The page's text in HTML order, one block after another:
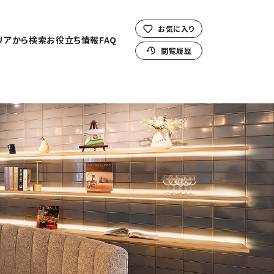
アから検索お役立ち情報FAQ
お気に入り
閲覧履歴